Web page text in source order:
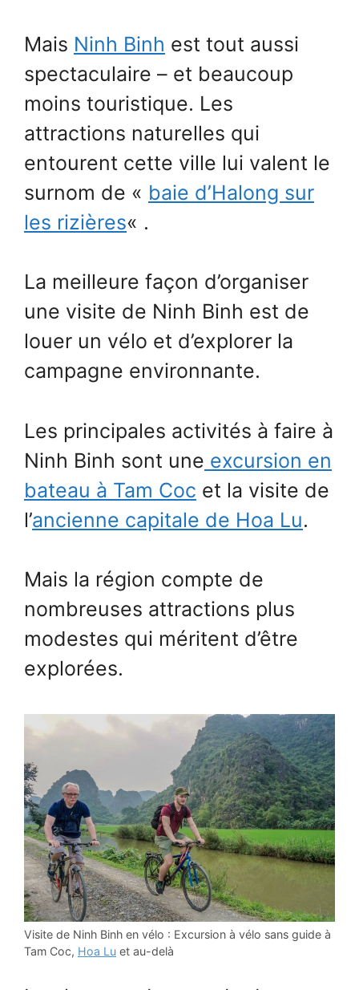
Mais Ninh Binh est tout aussi
spectaculaire – et beaucoup
moins touristique. Les
attractions naturelles qui
entourent cette ville lui valent le
surnom de « baie d’Halong sur
les rizières« .
La meilleure façon d’organiser
une visite de Ninh Binh est de
louer un vélo et d’explorer la
campagne environnante.
Les principales activités à faire à
Ninh Binh sont une excursion en
bateau à Tam Coc et la visite de
l’ancienne capitale de Hoa Lu.
Mais la région compte de
nombreuses attractions plus
modestes qui méritent d’être
explorées.
Visite de Ninh Binh en vélo : Excursion à vélo sans guide à
Tam Coc, Hoa Lu et au-delà